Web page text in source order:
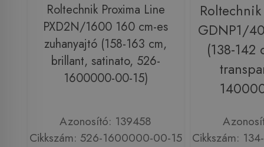
Roltechnik Proxima Line
PXD2N/1600 160 cm-es
zuhanyajtó (158-163 cm,
brillant, satinato, 526-
1600000-00-15)
Azonosító: 139458
Cikkszám: 526-1600000-00-15
GDNP1/
(138-
Cikkszám: